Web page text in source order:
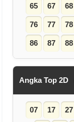
65 67 68
76 77 78
86 87 88
Angka Top 2D
07 17 27